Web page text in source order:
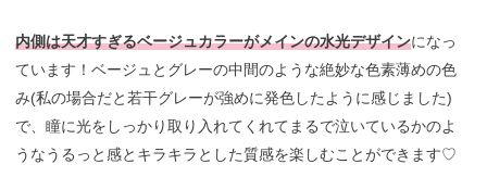
内側は天才すぎるベージュカラーがメインの水光デザインになっ
ています！ベージュとグレーの中間のような絶妙な色素薄めの色
み(私の場合だと若干グレーが強めに発色したように感じました)
で、瞳に光をしっかり取り入れてくれてまるで泣いているかのよ
うなうるっと感とキラキラとした質感を楽しむことができます♡